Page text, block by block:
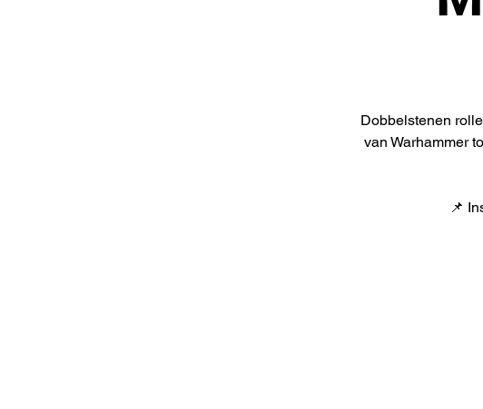
Dobbelstenen
van Warhammer
📌